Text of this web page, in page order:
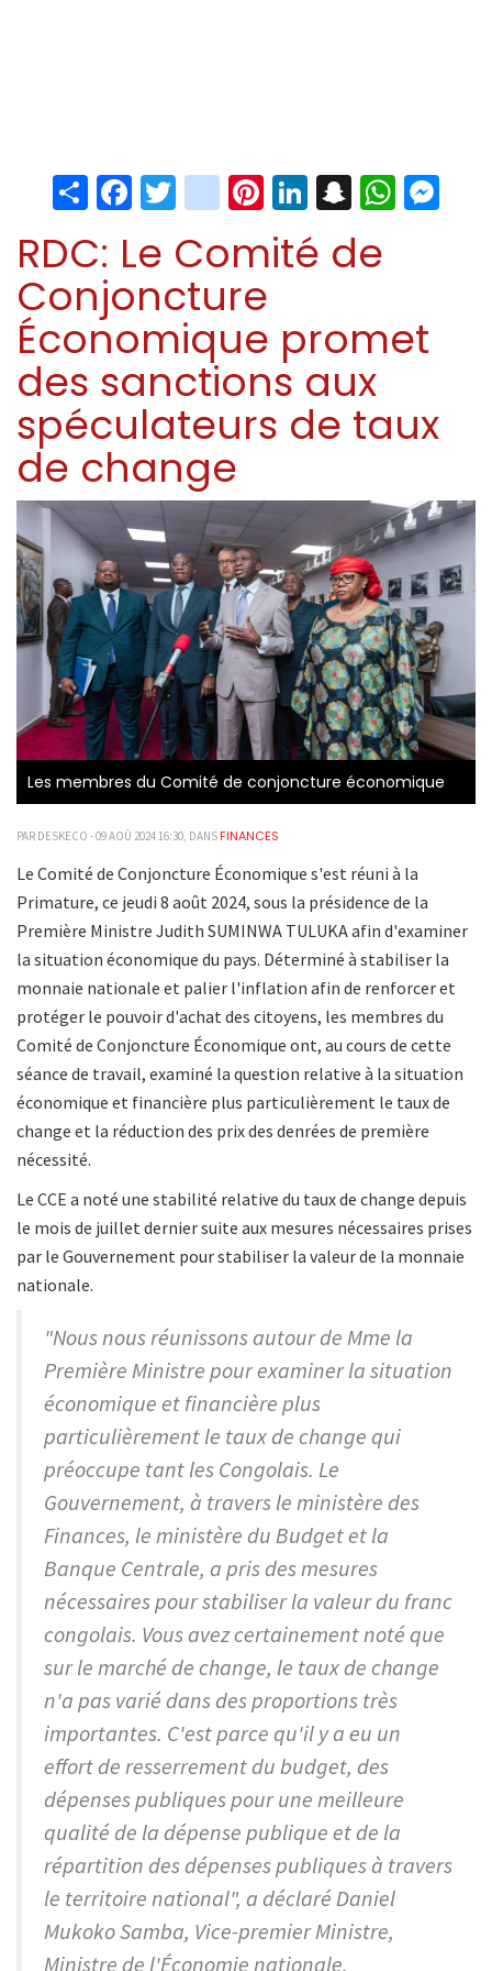
ShareFacebook
Twitter
instagram
Pinterest
LinkedIn
Snapchat
RDC: Le Comité de
Conjoncture
Économique promet
des sanctions aux
spéculateurs de taux
de change
Les membres du Comité de conjoncture économique
PAR DESKECO - 09 AOÛ 2024 16:30, DANS FINANCES
Le Comité de Conjoncture Économique s'est réuni à la
Primature, ce jeudi 8 août 2024, sous la présidence de la
Première Ministre Judith SUMINWA TULUKA afin d'examiner
la situation économique du pays. Déterminé à stabiliser la
monnaie nationale et palier l'inflation afin de renforcer et
protéger le pouvoir d'achat des citoyens, les membres du
Comité de Conjoncture Économique ont, au cours de cette
séance de travail, examiné la question relative à la situation
économique et financière plus particulièrement le taux de
change et la réduction des prix des denrées de première
nécessité.
Le CCE a noté une stabilité relative du taux de change depuis
le mois de juillet dernier suite aux mesures nécessaires prises
par le Gouvernement pour stabiliser la valeur de la monnaie
nationale.
"Nous nous réunissons autour de Mme la
Première Ministre pour examiner la situation
économique et financière plus
particulièrement le taux de change qui
préoccupe tant les Congolais. Le
Gouvernement, à travers le ministère des
Finances, le ministère du Budget et la
Banque Centrale, a pris des mesures
nécessaires pour stabiliser la valeur du franc
congolais. Vous avez certainement noté que
sur le marché de change, le taux de change
n'a pas varié dans des proportions très
importantes. C'est parce qu'il y a eu un
effort de resserrement du budget, des
dépenses publiques pour une meilleure
qualité de la dépense publique et de la
répartition des dépenses publiques à travers
le territoire national", a déclaré Daniel
Mukoko Samba, Vice-premier Ministre,
Ministre de l'Économie nationale.